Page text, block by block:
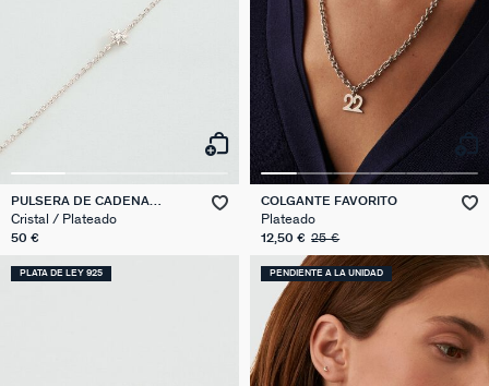
PULSERA DE CADENA
OURSE
Cristal / Plateado
50 €
COLGANTE FAVORITO
Plateado
12,50 € 25 €
PLATA DE LEY 925 PENDIENTE A LA UNIDAD